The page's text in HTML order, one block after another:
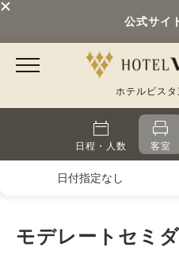
公式サイ
ホテルビスタ
日程・人数 客室
日付指定なし
モデレートセミダ